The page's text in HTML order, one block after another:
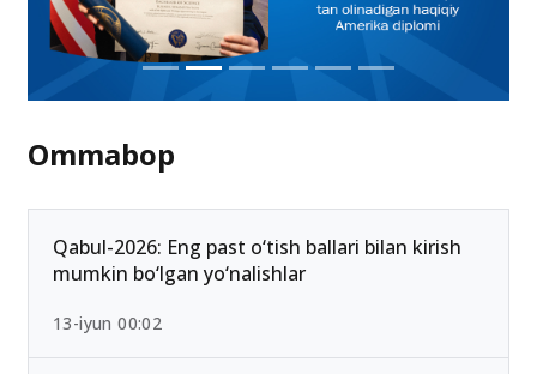
Ommabop
Qabul-2026: Eng past o‘tish ballari bilan kirish
mumkin bo‘lgan yo‘nalishlar
13-iyun 00:02